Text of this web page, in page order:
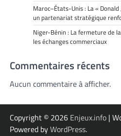
Maroc–États-Unis : La «
un partenariat stratégique
Niger-Bénin : La fermeture de
les échanges commerciaux
Commentaires récents
Aucun commentaire à afficher.
Copyright © 2026 Enjeux.info |
Powered byWordPress.